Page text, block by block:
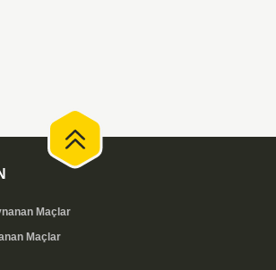
Maçlar
Maçlar